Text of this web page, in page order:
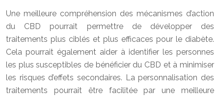
Une meilleure compréhension des mécanismes d’action
du CBD pourrait permettre de développer des
traitements plus ciblés et plus efficaces pour le diabète.
Cela pourrait également aider à identifier les personnes
les plus susceptibles de bénéficier du CBD et à minimiser
les risques d’effets secondaires. La personnalisation des
traitements pourrait être facilitée par une meilleure